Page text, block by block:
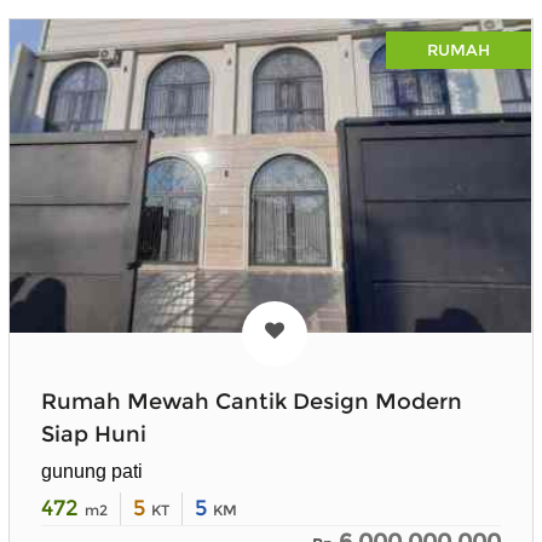
RUMAH
Rumah Mewah Cantik Design Modern
Siap Huni
gunung pati
472 m2 5 KT 5 KM